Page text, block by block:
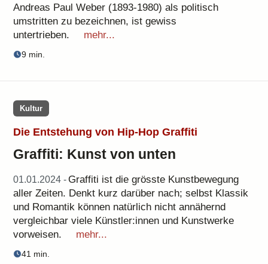
Andreas Paul Weber (1893-1980) als politisch
umstritten zu bezeichnen, ist gewiss
untertrieben.
mehr...
9 min.
Kultur
Die Entstehung von Hip-Hop Graffiti
Graffiti: Kunst von unten
01.01.2024 -Graffiti ist die grösste Kunstbewegung
aller Zeiten. Denkt kurz darüber nach; selbst Klassik
und Romantik können natürlich nicht annähernd
vergleichbar viele Künstler:innen und Kunstwerke
vorweisen.
mehr...
41 min.